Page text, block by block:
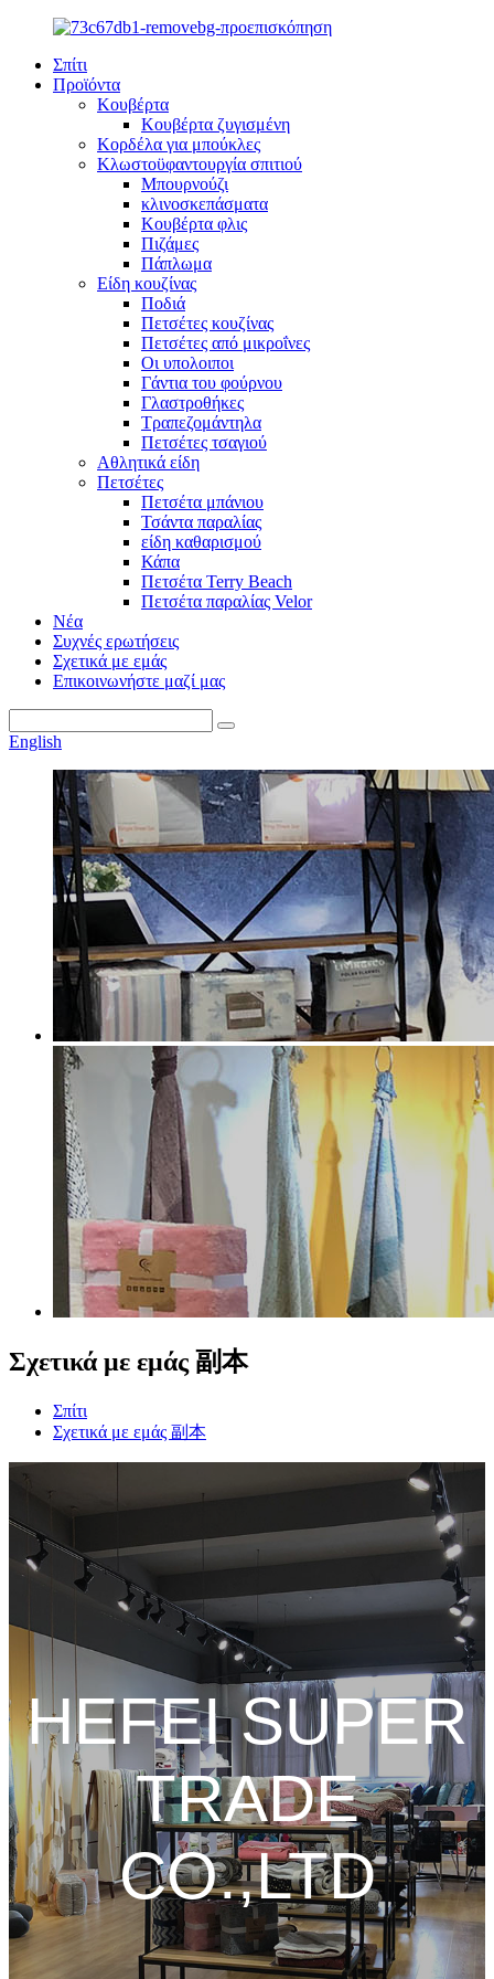
Σπίτι
Προϊόντα
Κουβέρτα
Κουβέρτα ζυγισμένη
Κορδέλα για μπούκλες
Κλωστοϋφαντουργία σπιτιού
Μπουρνούζι
κλινοσκεπάσματα
Κουβέρτα φλις
Πιζάμες
Πάπλωμα
Είδη κουζίνας
Ποδιά
Πετσέτες κουζίνας
Πετσέτες από μικροΐνες
Οι υπολοιποι
Γάντια του φούρνου
Γλαστροθήκες
Τραπεζομάντηλα
Πετσέτες τσαγιού
Αθλητικά είδη
Πετσέτες
Πετσέτα μπάνιου
Τσάντα παραλίας
είδη καθαρισμού
Κάπα
Πετσέτα Terry Beach
Πετσέτα παραλίας Velor
Νέα
Συχνές ερωτήσεις
Σχετικά με εμάς
Επικοινωνήστε μαζί μας
English
Σχετικά με εμάς 副本
Σπίτι
Σχετικά με εμάς 副本
HEFEI SUPER
TRADE
CO.,LTD